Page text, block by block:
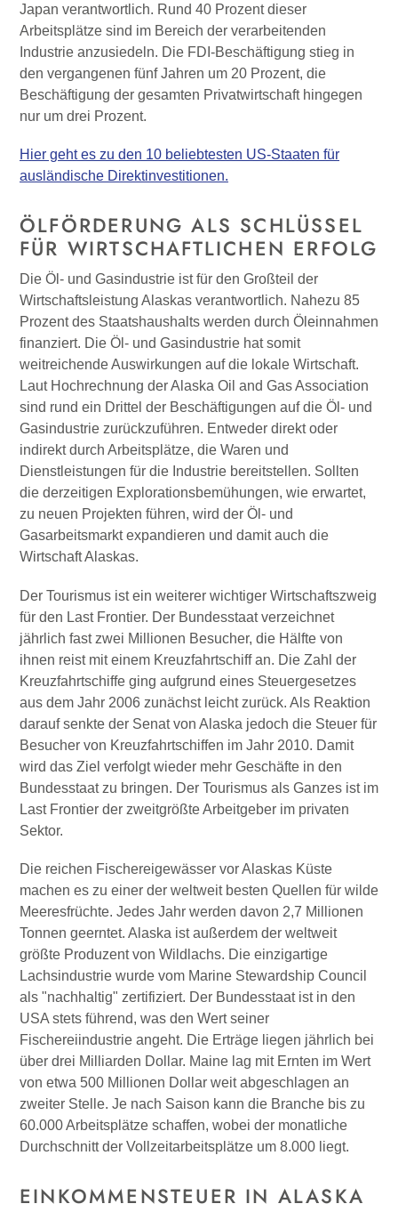
Japan verantwortlich. Rund 40 Prozent dieser
Arbeitsplätze sind im Bereich der verarbeitenden
Industrie anzusiedeln. Die FDI-Beschäftigung stieg in
den vergangenen fünf Jahren um 20 Prozent, die
Beschäftigung der gesamten Privatwirtschaft hingegen
nur um drei Prozent.
Hier geht es zu den 10 beliebtesten US-Staaten für
ausländische Direktinvestitionen.
ÖLFÖRDERUNG ALS SCHLÜSSEL
FÜR WIRTSCHAFTLICHEN ERFOLG
Die Öl- und Gasindustrie ist für den Großteil der
Wirtschaftsleistung Alaskas verantwortlich. Nahezu 85
Prozent des Staatshaushalts werden durch Öleinnahmen
finanziert. Die Öl- und Gasindustrie hat somit
weitreichende Auswirkungen auf die lokale Wirtschaft.
Laut Hochrechnung der Alaska Oil and Gas Association
sind rund ein Drittel der Beschäftigungen auf die Öl- und
Gasindustrie zurückzuführen. Entweder direkt oder
indirekt durch Arbeitsplätze, die Waren und
Dienstleistungen für die Industrie bereitstellen. Sollten
die derzeitigen Explorationsbemühungen, wie erwartet,
zu neuen Projekten führen, wird der Öl- und
Gasarbeitsmarkt expandieren und damit auch die
Wirtschaft Alaskas.
Der Tourismus ist ein weiterer wichtiger Wirtschaftszweig
für den Last Frontier. Der Bundesstaat verzeichnet
jährlich fast zwei Millionen Besucher, die Hälfte von
ihnen reist mit einem Kreuzfahrtschiff an. Die Zahl der
Kreuzfahrtschiffe ging aufgrund eines Steuergesetzes
aus dem Jahr 2006 zunächst leicht zurück. Als Reaktion
darauf senkte der Senat von Alaska jedoch die Steuer für
Besucher von Kreuzfahrtschiffen im Jahr 2010. Damit
wird das Ziel verfolgt wieder mehr Geschäfte in den
Bundesstaat zu bringen. Der Tourismus als Ganzes ist im
Last Frontier der zweitgrößte Arbeitgeber im privaten
Sektor.
Die reichen Fischereigewässer vor Alaskas Küste
machen es zu einer der weltweit besten Quellen für wilde
Meeresfrüchte. Jedes Jahr werden davon 2,7 Millionen
Tonnen geerntet. Alaska ist außerdem der weltweit
größte Produzent von Wildlachs. Die einzigartige
Lachsindustrie wurde vom Marine Stewardship Council
als "nachhaltig" zertifiziert. Der Bundesstaat ist in den
USA stets führend, was den Wert seiner
Fischereiindustrie angeht. Die Erträge liegen jährlich bei
über drei Milliarden Dollar. Maine lag mit Ernten im Wert
von etwa 500 Millionen Dollar weit abgeschlagen an
zweiter Stelle. Je nach Saison kann die Branche bis zu
60.000 Arbeitsplätze schaffen, wobei der monatliche
Durchschnitt der Vollzeitarbeitsplätze um 8.000 liegt.
EINKOMMENSTEUER IN ALASKA